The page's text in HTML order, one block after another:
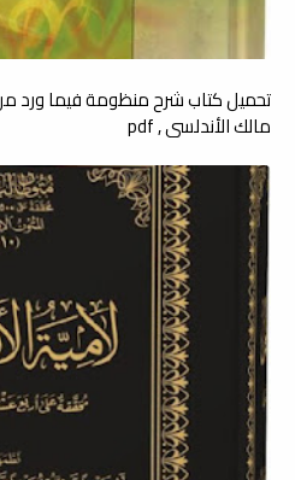
تحميل كتاب شرح منظومة فيما ورد من
مالك الأندلسي , pdf